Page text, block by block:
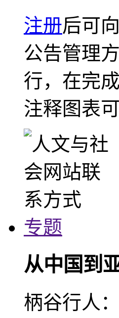
注册后可
公告管理
行，在完
注释图表
专题
从中国到
柄谷行人